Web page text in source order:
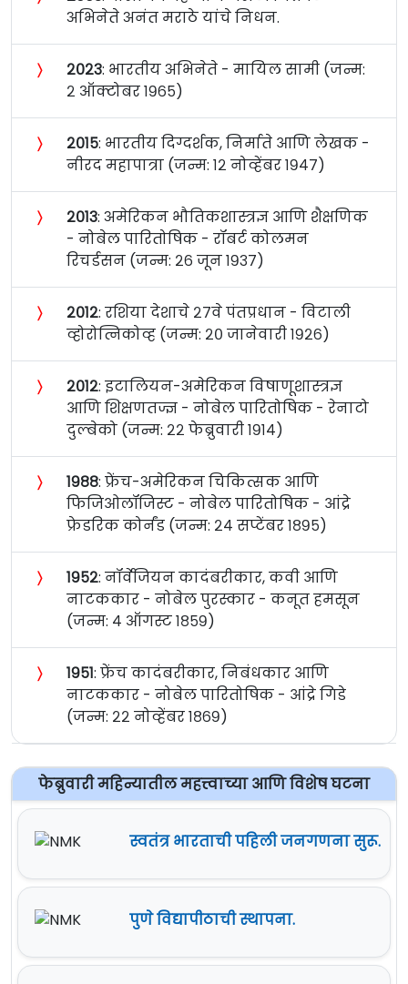
अभिनेते अनंत मराठे यांचे निधन.
〉 २०२३: भारतीय अभिनेते - मायिल सामी (जन्म:
२ ऑक्टोबर १९६५)
〉 २०१५: भारतीय दिग्दर्शक, निर्माते आणि लेखक -
नीरद महापात्रा (जन्म: १२ नोव्हेंबर १९४७)
〉 २०१३: अमेरिकन भौतिकशास्त्रज्ञ आणि शैक्षणिक
- नोबेल पारितोषिक - रॉबर्ट कोलमन
रिचर्डसन (जन्म: २६ जून १९३७)
〉 २०१२: रशिया देशाचे २७वे पंतप्रधान - विटाली
व्होरोत्निकोव्ह (जन्म: २० जानेवारी १९२६)
〉 २०१२: इटालियन-अमेरिकन विषाणूशास्त्रज्ञ
आणि शिक्षणतज्ज्ञ - नोबेल पारितोषिक - रेनाटो
दुल्बेको (जन्म: २२ फेब्रुवारी १९१४)
〉 १९८८: फ्रेंच-अमेरिकन चिकित्सक आणि
फिजिओलॉजिस्ट - नोबेल पारितोषिक - आंद्रे
फ्रेडरिक कोर्नंड (जन्म: २४ सप्टेंबर १८९५)
〉 १९५२: नॉर्वेजियन कादंबरीकार, कवी आणि
नाटककार - नोबेल पुरस्कार - कनूत हमसून
(जन्म: ४ ऑगस्ट १८५९)
〉 १९५१: फ्रेंच कादंबरीकार, निबंधकार आणि
नाटककार - नोबेल पारितोषिक - आंद्रे गिडे
(जन्म: २२ नोव्हेंबर १८६९)
फेब्रुवारी महिन्यातील महत्त्वाच्या आणि विशेष घटना
स्वतंत्र भारताची पहिली जनगणना सुरू.
पुणे विद्यापीठाची स्थापना.